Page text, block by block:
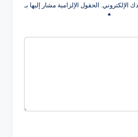
الإلكتروني. الحقول الإلزامية مشار إليها بـ
*